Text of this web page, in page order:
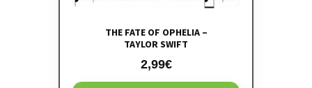
THE FATE OF OPHELIA –
TAYLOR SWIFT
2,99€